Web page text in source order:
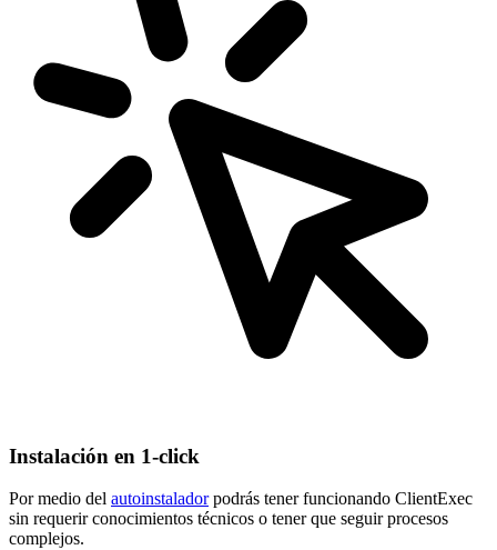
Instalación en 1-click
Por medio del autoinstaladorpodrás tener funcionando ClientExec
sin requerir conocimientos técnicos o tener que seguir procesos
complejos.